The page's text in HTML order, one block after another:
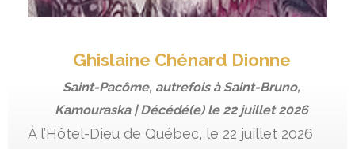
Ghislaine Chénard Dionne
Saint-Pacôme, autrefois à Saint-Bruno,
Kamouraska | Décédé(e) le 22 juillet 2026
À l’Hôtel-Dieu de Québec, le 22 juillet 2026